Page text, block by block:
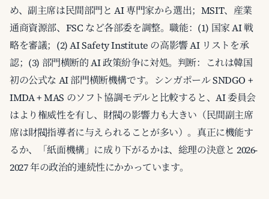
め、副主席は民間部門と AI 専門家から選出；MSIT、産業
通商資源部、FSC など各部委を調整。職能：(1) 国家 AI 戦
略を審議；(2) AI Safety Institute の高影響 AI リストを承
認；(3) 部門横断的 AI 政策紛争に対処。判断：これは韓国
初の公式な AI 部門横断機構です。シンガポール SNDGO +
IMDA + MAS のソフト協調モデルと比較すると、AI 委員会
はより権威性を有し、財閥の影響力も大きい（民間副主席
席は財閥指導者に与えられることが多い）。真正に機能す
るか、「紙面機構」に成り下がるかは、総理の決意と 2026-
2027 年の政治的連続性にかかっています。